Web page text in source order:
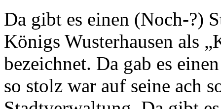
Da gibt es einen (Noch-?)
Königs Wusterhausen als
bezeichnet. Da gab es
so stolz war auf seine ach